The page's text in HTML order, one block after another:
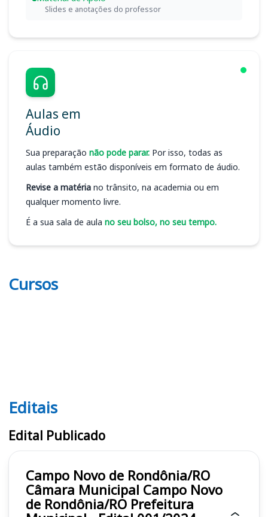
Slides e anotações do professor
Aulas em
Áudio
Sua preparação não pode parar. Por isso, todas as
aulas também estão disponíveis em formato de áudio.
Revise a matéria no trânsito, na academia ou em
qualquer momento livre.
É a sua sala de aula no seu bolso, no seu tempo.
Cursos
Editais
Editais
Edital Publicado
Campo Novo de Rondônia/RO
Câmara Municipal Campo Novo
de Rondônia/RO Prefeitura